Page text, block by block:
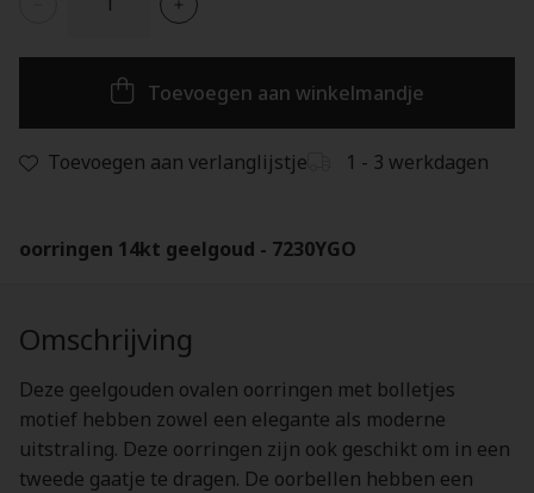
Toevoegen aan winkelmandje
Toevoegen aan verlanglijstje 1 - 3 werkdagen
oorringen 14kt geelgoud - 7230YGO
Omschrijving
Deze geelgouden ovalen oorringen met bolletjes
motief hebben zowel een elegante als moderne
uitstraling. Deze oorringen zijn ook geschikt om in een
tweede gaatje te dragen. De oorbellen hebben een